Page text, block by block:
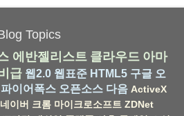
Topics
에반젤리스트 클라우드 아마
급 웹2.0 웹표준 HTML5 구글 오
파이어폭스 오픈소스 다음 ActiveX
네이버 크롬 마이크로소프트 ZDNet